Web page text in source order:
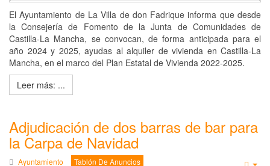
El Ayuntamiento de La Villa de don Fadrique informa que desde
la Consejería de Fomento de la Junta de Comunidades de
Castilla-La Mancha, se convocan, de forma anticipada para el
año 2024 y 2025, ayudas al alquiler de vivienda en Castilla-La
Mancha, en el marco del Plan Estatal de Vivienda 2022-2025.
Leer más: ...
Adjudicación de dos barras de bar para
la Carpa de Navidad
Ayuntamiento
Tablón De Anuncios